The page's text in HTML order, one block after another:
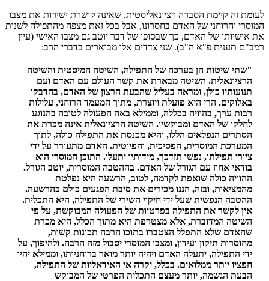
לעומת זה קיימת הסברה רציונאליסטית, שאינה קושרת ישירות את מצבו
המוסרי והרוחני של האדם בחסרונו, אבל בכל זאת מצפה מהתפילה לשנות
את אישיותו של האדם, כך שבסופו של דבר יוטב גם מצבו האישי (עיין
רמב"ם תענית פ"א ה"ב). שני צדדים אלו מבוארים בדברי הרב:
"שתי שיטות הן בערכה של התפילה, השיטה המיסטית והשיטה
הרציונאלית. השיטה מבארת את קשר העולם עם האדם ועם
תנועותיו כולן, ומראה בעליל שהבעת הרצון של האדם, בהדבקו
באלוקים. הרי היא פועלת ויוצרת, מתוך המעמד הרוחני, עלילות
רבות ערך, בהוויה בכללה, וממילא באה הפעולה לטובה בהנוגע
לחלקו של האדם ומבוקשיו. השיטה הרציונאלית אינה מכרת את
הסתרים הנפלאים הללו, והיא מכנסת את התפילה כולה, לתוך
המערכת המוסרית, הפסיכית, והפיוטית. האדם מתעורר על ידי
ציורי תפילתו, נפשו תזדכך, מידותיו יתעלו. התוכן המוסרי הוא
בודאי אחוז עם הגורל של האדם. בההטבה המוסרית, יוטב הגורל.
ההוויה כולה שואפת לקדמה, לטוב, הרשעה היא נפלטת
מהמציאות, ובזה, הננו מכירים את סיבת הפגעים כולם כהרשעה.
ההטבה הנפשית שעל ידי חיקוי השירי של התפילה, היא התכלית.
אין לקשר את התפילה בפרטיות של הפעולה המבוקשת, על פי
השיטה המדוברת, אלא מצטרפת היא מתוך הכלל, היא מכרת
שהאדם שלא התפלל הצטברו בתוכו הרבה תכונות קשות,
מחוסרות תיקון ועידון, ומצבו המוסרי יסבול מזה הרבה. ולהיפוך, על
ידי התפילה, יתעלה האדם ויהיה יותר מואר ברוחניותו, וממילא יהיו
חפציו יותר ממלואים. בכלל, יקרה אי האידאליות של התפילה,
הבעת הגשמה, יותר מעצם התכלית הפרטי של המבוקש